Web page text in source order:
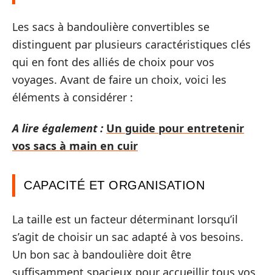
Les sacs à bandoulière convertibles se
distinguent par plusieurs caractéristiques clés
qui en font des alliés de choix pour vos
voyages. Avant de faire un choix, voici les
éléments à considérer :
A lire également : Un guide pour entretenir
vos sacs à main en cuir
CAPACITÉ ET ORGANISATION
La taille est un facteur déterminant lorsqu’il
s’agit de choisir un sac adapté à vos besoins.
Un bon sac à bandoulière doit être
suffisamment spacieux pour accueillir tous vos